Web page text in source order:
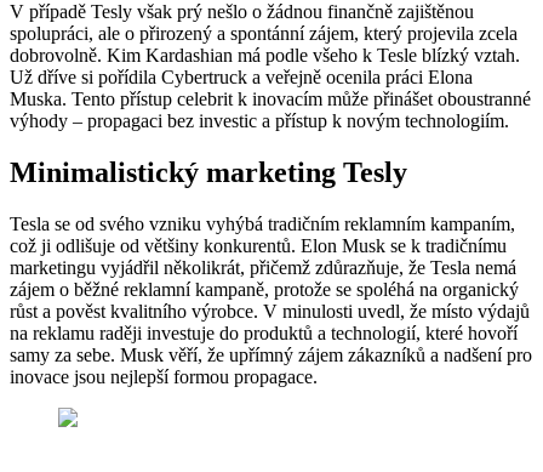
V případě Tesly však prý nešlo o žádnou finančně zajištěnou
spolupráci, ale o přirozený a spontánní zájem, který projevila zcela
dobrovolně. Kim Kardashian má podle všeho k Tesle blízký vztah.
Už dříve si pořídila Cybertruck a veřejně ocenila práci Elona
Muska. Tento přístup celebrit k inovacím může přinášet oboustranné
výhody – propagaci bez investic a přístup k novým technologiím.
Minimalistický marketing Tesly
Tesla se od svého vzniku vyhýbá tradičním reklamním kampaním,
což ji odlišuje od většiny konkurentů. Elon Musk se k tradičnímu
marketingu vyjádřil několikrát, přičemž zdůrazňuje, že Tesla nemá
zájem o běžné reklamní kampaně, protože se spoléhá na organický
růst a pověst kvalitního výrobce. V minulosti uvedl, že místo výdajů
na reklamu raději investuje do produktů a technologií, které hovoří
samy za sebe. Musk věří, že upřímný zájem zákazníků a nadšení pro
inovace jsou nejlepší formou propagace.